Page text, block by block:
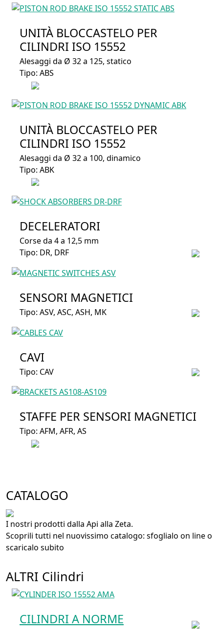
UNITÀ BLOCCASTELO PER
CILINDRI ISO 15552
Alesaggi da Ø 32 a 125, statico
Tipo: ABS
UNITÀ BLOCCASTELO PER
CILINDRI ISO 15552
Alesaggi da Ø 32 a 100, dinamico
Tipo: ABK
DECELERATORI
Corse da 4 a 12,5 mm
Tipo: DR, DRF
SENSORI MAGNETICI
Tipo: ASV, ASC, ASH, MK
CAVI
Tipo: CAV
STAFFE PER SENSORI MAGNETICI
Tipo: AFM, AFR, AS
CATALOGO
I nostri prodotti dalla Api alla Zeta.
Scoprili tutti nel nuovissimo catalogo: sfoglialo on line o
scaricalo subito
ALTRI Cilindri
CILINDRI A NORME